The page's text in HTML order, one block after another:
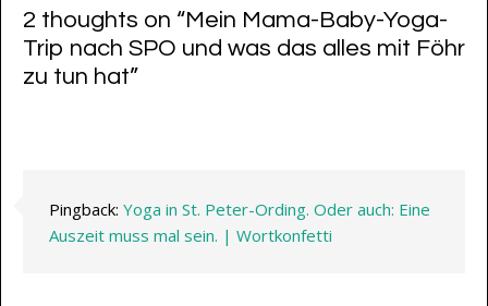
2 thoughts on “Mein Mama-Baby-Yoga-
Trip nach SPO und was das alles mit Föhr
zu tun hat”
Pingback: Yoga in St. Peter-Ording. Oder auch: Eine
Auszeit muss mal sein. | Wortkonfetti